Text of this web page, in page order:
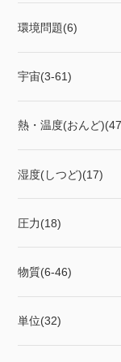
環境問題(6)
宇宙(3-61)
熱・温度(おんど
湿度(しつど)(17)
圧力(18)
物質(6-46)
単位(32)